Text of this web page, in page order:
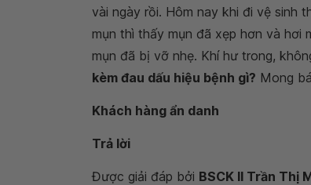
vài ngày rồi. Hôm nay khi đi vệ sinh
mụn thì thấy mụn đã xẹp hơn và hơi
mụn đã bị vỡ nhẹ. Khí hư trong,
kèm đau dấu hiệu bệnh gì? Mong
Khách hàng ẩn danh
Trả lời
Được giải đáp bởi BSCK II Trần Thị